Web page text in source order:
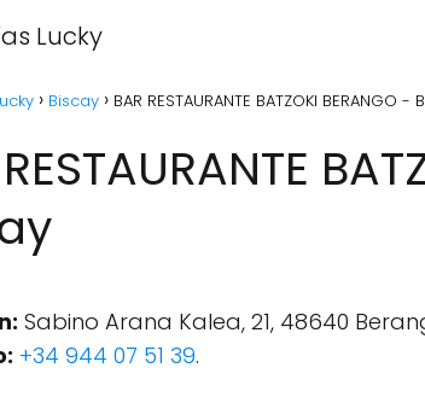
Lucky
Biscay BAR RESTAURANTE BATZOKI BERANGO
Sabino Arana Kalea, 21, 48640
+34 944 07 51 39.